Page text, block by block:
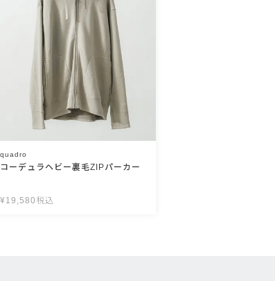
quadro
コーデュラヘビー裏毛ZIPパーカー
¥19,580 税込